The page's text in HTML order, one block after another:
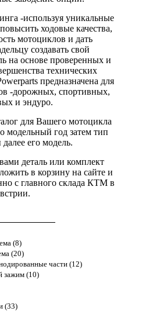
-используя уникальные
ходовые качества,
мотоциклов и дать
создавать свой
на основе проверенных и
технических
предназначена для
-дорожных, спортивных,
и эндуро.
для Вашего мотоцикла
модельный год затем тип
его модель.
деталь или комплект
в корзину на сайте и
с главного склада КТМ в
(8)
(20)
части (12)
зажим (10)
(33)